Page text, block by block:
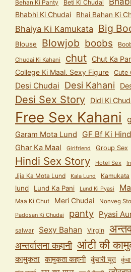
Behan Ki Panty Beti Ki Chudai
Bhabhi Ki Chudai Bhai Bahan Ki
Bhaiya Ki Kamukata Big
Blouse Blowjob boobs
Chudai Ki Kahani chut Chut Ka
College Ki Maal. Sexy Figure Cute
Desi Chudai Desi Kahani
Desi Sex Story Didi Ki
Free Sex Kahani
Garam Mota Lund GF Bf Ki
Ghar Ka Maal Girlfriend Group Sex
Hindi Sex Story Hotel Sex
Jija Ka Mota Lund Kala Lund Kamukata
lund Lund Ka Pani Lund Ki Pyasi
Maa Ki Chut Meri Chudai Nonveg
Padosan Ki Chudai panty Pyasi
salwar Sexy Bahan Virgin
अन्तर्वासना कहानी आंटी की
कामुकता कामुकता कहानी कुंवारी चूत